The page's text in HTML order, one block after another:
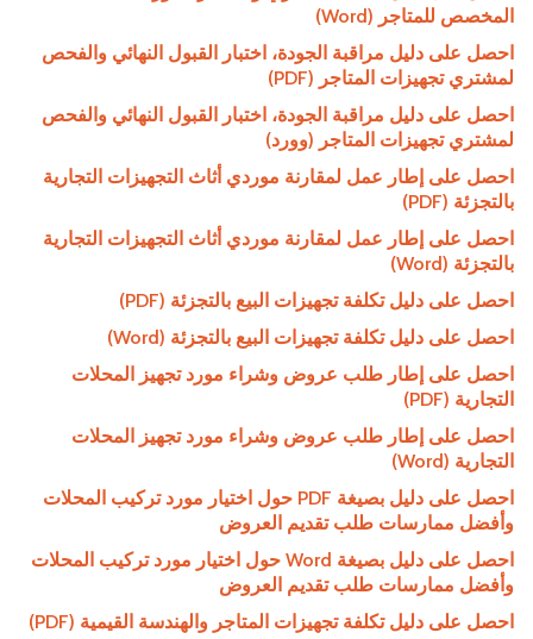
المخصص للمتاجر (Word)
احصل على دليل مراقبة الجودة، اختبار القبول النهائي والفحص
لمشتري تجهيزات المتاجر (PDF)
احصل على دليل مراقبة الجودة، اختبار القبول النهائي والفحص
لمشتري تجهيزات المتاجر (وورد)
احصل على إطار عمل لمقارنة موردي أثاث التجهيزات التجارية
بالتجزئة (PDF)
احصل على إطار عمل لمقارنة موردي أثاث التجهيزات التجارية
بالتجزئة (Word)
احصل على دليل تكلفة تجهيزات البيع بالتجزئة (PDF)
احصل على دليل تكلفة تجهيزات البيع بالتجزئة (Word)
احصل على إطار طلب عروض وشراء مورد تجهيز المحلات
التجارية (PDF)
احصل على إطار طلب عروض وشراء مورد تجهيز المحلات
التجارية (Word)
احصل على دليل بصيغة PDF حول اختيار مورد تركيب المحلات
وأفضل ممارسات طلب تقديم العروض
احصل على دليل بصيغة Word حول اختيار مورد تركيب المحلات
وأفضل ممارسات طلب تقديم العروض
احصل على دليل تكلفة تجهيزات المتاجر والهندسة القيمية (PDF)